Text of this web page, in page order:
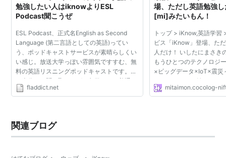
勉強したい人はiknowよりESL
Podcast聞こうぜ
ESL Podcast、正式名English as Second
Language (第二言語としての英語)ってい
う、ポッドキャストサービスが素晴らしくい
い感じ。放送大学っぽい雰囲気ですすむ、無
料の英語リスニングポッドキャストです。こ
れ半分ぐら聞き取れれば、留学しても普通に
日常生活できます多分。 これ第二言語として
fladdict.net
場、ただし英語勉強
[mi]みたいもん！
トップ > iKnow,英語学習
ビス「iKnow」登場、た
人だけ！ いしたにまさき
もうひとつのテクノロジ
×ビッグデータ×IoT×震
カコンパスから始まった
ひとつのテクノロジー
mitaimon.cocolog-
関連ブログ